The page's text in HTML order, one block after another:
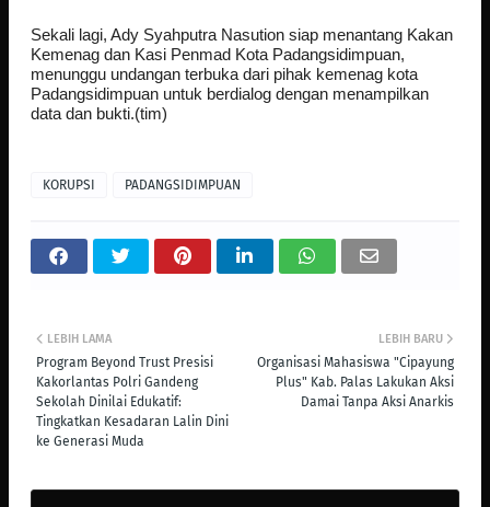
Sekali lagi, Ady Syahputra Nasution siap menantang Kakan
Kemenag dan Kasi Penmad Kota Padangsidimpuan,
menunggu undangan terbuka dari pihak kemenag kota
Padangsidimpuan untuk berdialog dengan menampilkan
data dan bukti.(tim)
KORUPSI PADANGSIDIMPUAN
LEBIH BARU
Organisasi Mahasiswa "Cipayung
Plus" Kab. Palas Lakukan Aksi
Damai Tanpa Aksi Anarkis
LEBIH LAMA
Program Beyond Trust Presisi
Kakorlantas Polri Gandeng
Sekolah Dinilai Edukatif:
Tingkatkan Kesadaran Lalin Dini
ke Generasi Muda